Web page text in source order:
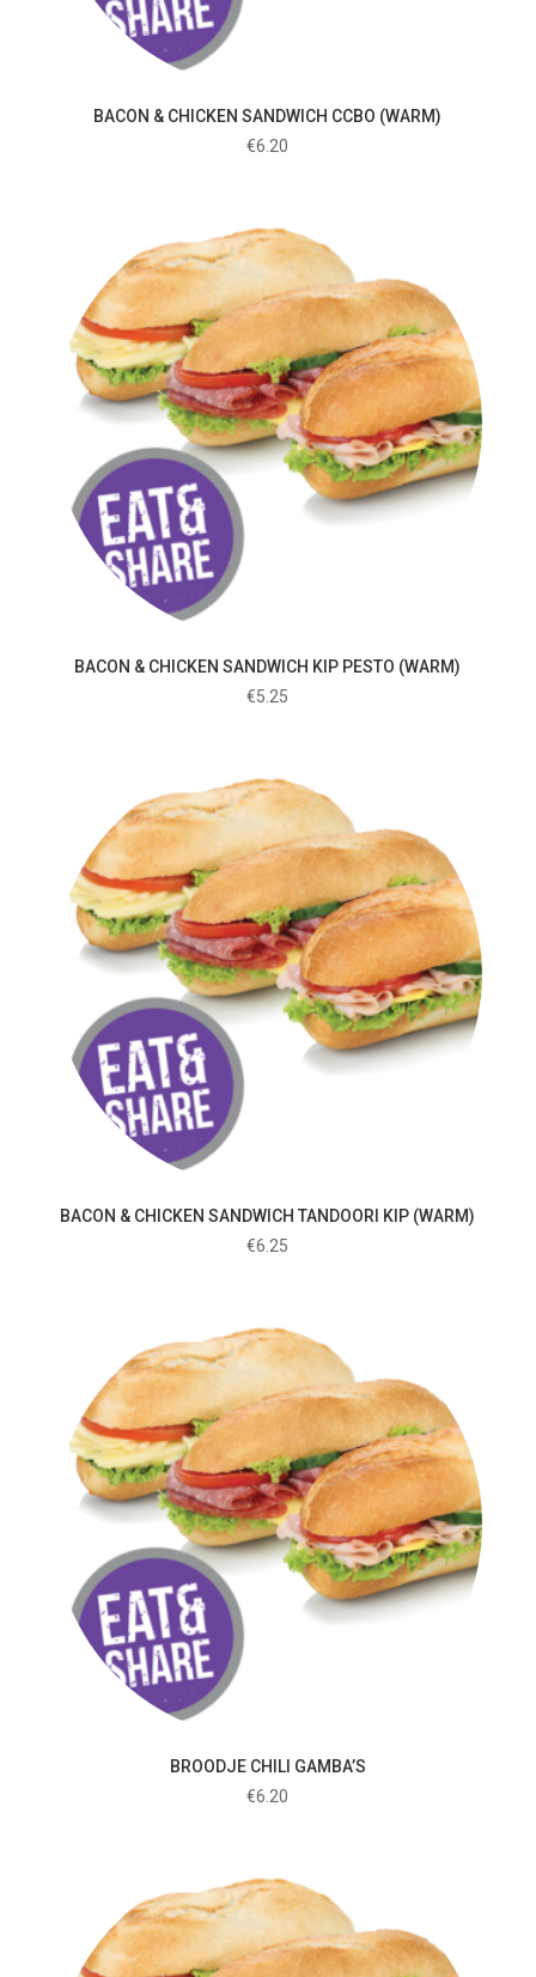
BACON & CHICKEN SANDWICH CCBO (WARM)
€6.20
BACON & CHICKEN SANDWICH KIP PESTO (WARM)
€5.25
BACON & CHICKEN SANDWICH TANDOORI KIP (WARM)
€6.25
BROODJE CHILI GAMBA’S
€6.20